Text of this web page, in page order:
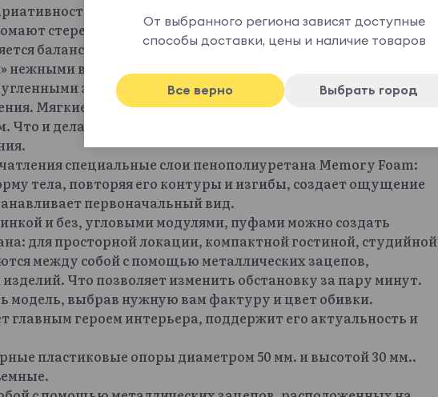
конфигураций. Его «ДНК» заключается в игре
стереотипные представления о классическом дизайне
балансом минимализма и неформальности. Пышные
нежными валиками спинки и подлокотников. Их
элементами передает чувство безопасности,
Мягкие обволакивающие линии фонтанируют" уютом,
и делает Trevi безупречной точкой притяжения для
специальные слои пенополиуретана Memory Foam:
тела, повторяя его контуры и изгибы, создает ощущение
первоначальный вид.
и без, угловыми модулями, пуфами можно создать
для просторной локации, компактной гостиной, студийной
между собой с помощью металлических зацепов,
Что позволяет изменить обстановку за пару минут.
модель, выбрав нужную вам фактуру и цвет обивки.
героем интерьера, поддержит его актуальность и
пластиковые опоры диаметром 50 мм. и высотой 30 мм..
От выбранного региона зависят доступные
способы доставки, цены и наличие товаров
Все верно Выбрать город